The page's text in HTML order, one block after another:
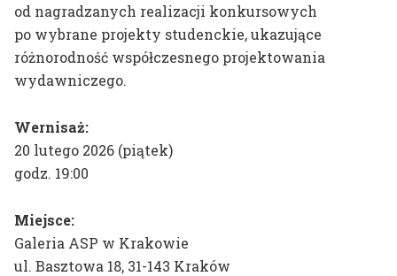
dr hab. prof. ASP
Aleksandra Toborowicz
dr hab. prof. ASP
Mateusz Otręba
Badania naukowe
Instrukcja zakupów
od nagradzanych realizacji konkursowych
po wybrane projekty studenckie, ukazujące
różnorodność współczesnego projektowania
wydawniczego.
Wernisaż:
20 lutego 2026 (piątek)
godz. 19:00
Miejsce:
Galeria ASP w Krakowie
ul. Basztowa 18, 31-143 Kraków